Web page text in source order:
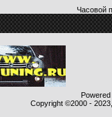
Часовой
Copyright ©2000 -